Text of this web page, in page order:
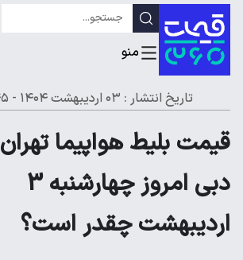
تاریخ انتشار : ۰۳ اردیبهشت ۱۴۰۴ - ۱۴:۴۵
قیمت بلیط هواپیما تهران
دبی امروز چهارشنبه 3
اردیبهشت چقدر است؟